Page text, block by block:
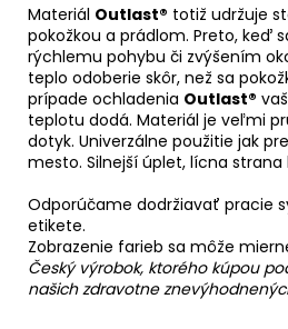
Materiál Outlast® totiž udržuje
pokožkou a prádlom. Preto, keď
rýchlemu pohybu či zvýšením
teplo odoberie skôr, než sa
prípade ochladenia Outlast®
teplotu dodá. Materiál je veľmi
dotyk. Univerzálne použitie jak
mesto. Silnejší úplet, lícna strana
Odporúčame dodržiavať pracie
etikete.
Zobrazenie farieb sa môže
Český výrobok, ktorého kúpou
našich zdravotne